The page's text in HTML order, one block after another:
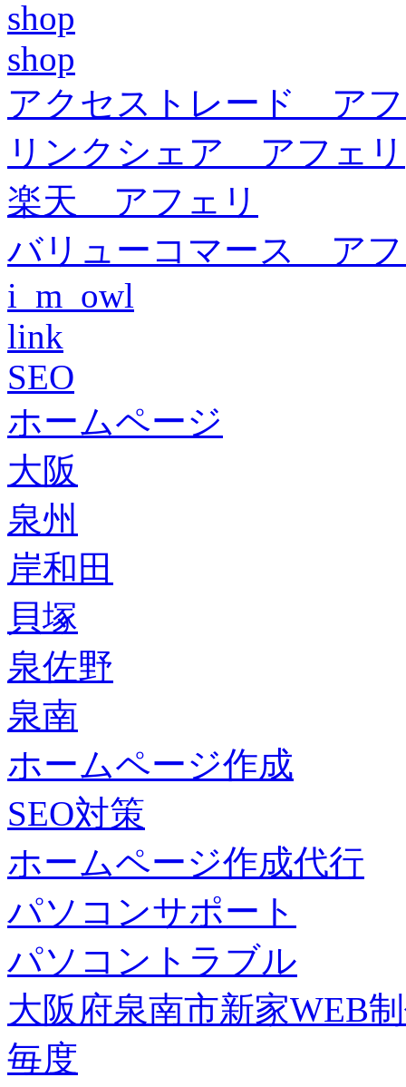
shop
shop
アクセストレード ア
リンクシェア アフェリ
楽天 アフェリ
バリューコマース ア
i_m_owl
link
SEO
ホームページ
大阪
泉州
岸和田
貝塚
泉佐野
泉南
ホームページ作成
SEO対策
ホームページ作成代行
パソコンサポート
パソコントラブル
大阪府泉南市新家WEB
毎度